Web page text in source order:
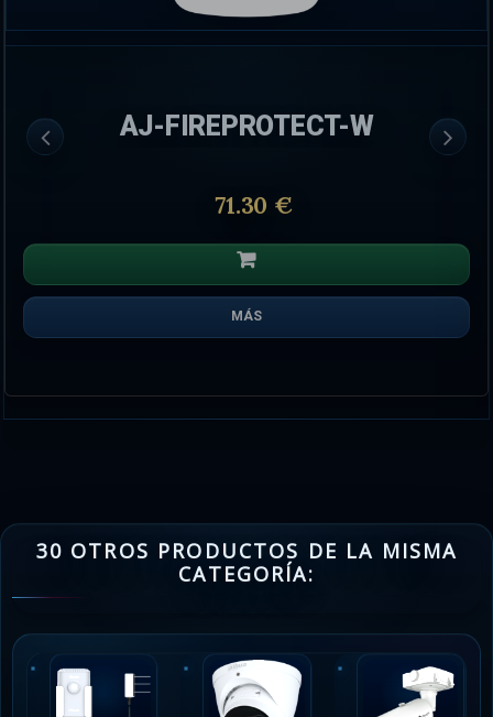
AJ-FIREPROTECT-W
71.30 €
MÁS
30 OTROS PRODUCTOS DE LA MISMA
CATEGORÍA: